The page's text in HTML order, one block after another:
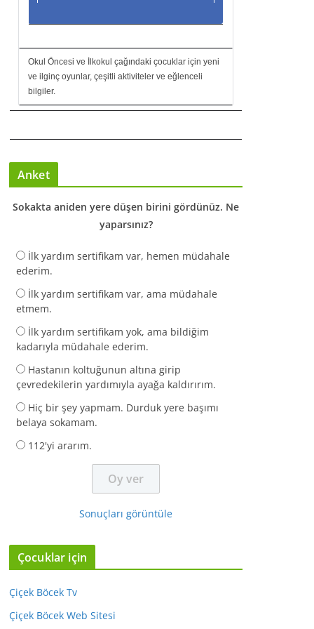
Okul Öncesi ve İlkokul çağındaki çocuklar için yeni
ve ilginç oyunlar, çeşitli aktiviteler ve eğlenceli
bilgiler.
Anket
Sokakta aniden yere düşen birini gördünüz. Ne
yaparsınız?
İlk yardım sertifikam var, hemen müdahale
ederim.
İlk yardım sertifikam var, ama müdahale
etmem.
İlk yardım sertifikam yok, ama bildiğim
kadarıyla müdahale ederim.
Hastanın koltuğunun altına girip
çevredekilerin yardımıyla ayağa kaldırırım.
Hiç bir şey yapmam. Durduk yere başımı
belaya sokamam.
112'yi ararım.
Sonuçları görüntüle
Çocuklar için
Çiçek Böcek Tv
Çiçek Böcek Web Sitesi